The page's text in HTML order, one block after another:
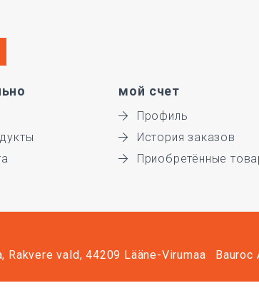
мой счет
Профиль
История заказов
Приобретённые
Rakvere vald, 44209 Lääne-Virumaa Bauroc